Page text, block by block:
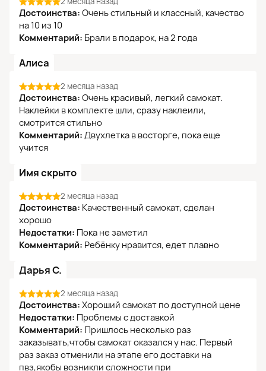
Достоинства: Очень стильный и классный, качество
на 10 из 10
Комментарий: Брали в подарок, на 2 года
Алиса
2 месяца назад
Достоинства: Очень красивый, легкий самокат.
Наклейки в комплекте шли, сразу наклеили,
смотрится стильно
Комментарий: Двухлетка в восторге, пока еще
учится
Имя скрыто
2 месяца назад
Достоинства: Качественный самокат, сделан
хорошо
Недостатки: Пока не заметил
Комментарий: Ребёнку нравится, едет плавно
Дарья С.
2 месяца назад
Достоинства: Хороший самокат по доступной цене
Недостатки: Проблемы с доставкой
Комментарий: Пришлось несколько раз
заказывать,чтобы самокат оказался у нас. Первый
раз заказ отменили на этапе его доставки на
пвз,якобы возникли сложности при